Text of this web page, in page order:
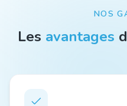
NOS
Les avantages